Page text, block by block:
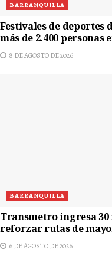
BARRANQUILLA
Festivales de deportes
más de 2.400
8 DE AGOSTO DE 2026
BARRANQUILLA
Transmetro ingresa
reforzar rutas de
6 DE AGOSTO DE 2026